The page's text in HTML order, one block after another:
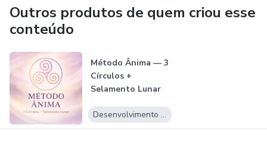
antes mesmo de virar ação —
e te reposicionar internamente.
Sem que você precise mudar sua vida por fora.
O que é o Ânima na prática
Outros produtos de quem criou esse
conteúdo
Método Ânima — 3
Círculos +
Selamento Lunar
Desenvolvimento Pessoal